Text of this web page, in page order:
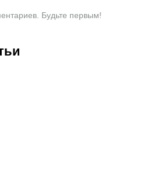
Будьте первым!